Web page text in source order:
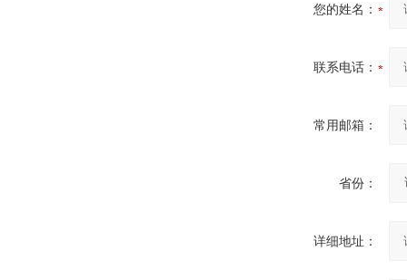
您的姓名：
联系电话：
常用邮箱：
省份：
详细地址：